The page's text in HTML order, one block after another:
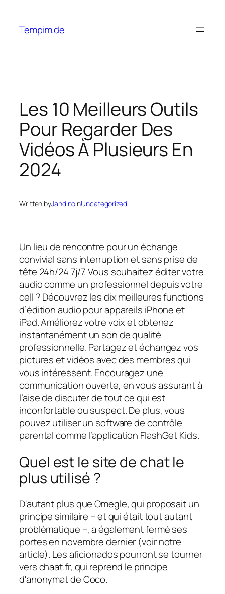
content
Tempim.de
Les 10 Meilleurs Outils
Pour Regarder Des
Vidéos À Plusieurs En
2024
Written byJandinoinUncategorized
Un lieu de rencontre pour un échange
convivial sans interruption et sans prise de
tête 24h/24 7j/7. Vous souhaitez éditer votre
audio comme un professionnel depuis votre
cell ? Découvrez les dix meilleures functions
d’édition audio pour appareils iPhone et
iPad. Améliorez votre voix et obtenez
instantanément un son de qualité
professionnelle. Partagez et échangez vos
pictures et vidéos avec des membres qui
vous intéressent. Encouragez une
communication ouverte, en vous assurant à
l’aise de discuter de tout ce qui est
inconfortable ou suspect. De plus, vous
pouvez utiliser un software de contrôle
parental comme l’application FlashGet Kids.
Quel est le site de chat le
plus utilisé ?
D'autant plus que Omegle, qui proposait un
principe similaire – et qui était tout autant
problématique –, a également fermé ses
portes en novembre dernier (voir notre
article). Les aficionados pourront se tourner
vers chaat.fr, qui reprend le principe
d'anonymat de Coco.